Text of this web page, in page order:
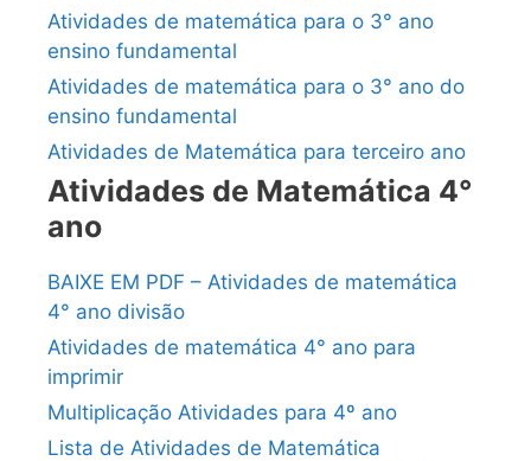
Atividades de matemática para o 3° ano
ensino fundamental
Atividades de matemática para o 3° ano do
ensino fundamental
Atividades de Matemática para terceiro ano
Atividades de Matemática 4°
ano
BAIXE EM PDF – Atividades de matemática
4° ano divisão
Atividades de matemática 4° ano para
imprimir
Multiplicação Atividades para 4º ano
Lista de Atividades de Matemática